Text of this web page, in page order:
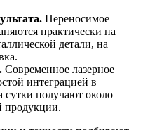
Переносимое
практически на
детали, на
Современное лазерное
интеграцией в
сутки получают около
продукции.